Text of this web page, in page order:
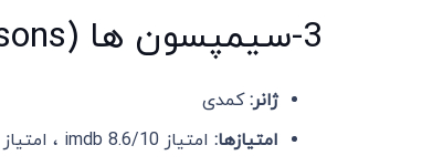
3-سیمپسون ها (The Simpsons)
ژانر:کمدی
امتیازها: امتیاز imdb 8.6/10 ، امتیاز گوگل 92% و امتیاز : 85% Rotten Tomatoes